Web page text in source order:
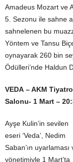
Amadeus Mozart ve
5. Sezonu ile sahne
sahnelenen bu
Yöntem ve Tansu
oynayarak 260 bin
Ödülleri’nde Haldun
VEDA – AKM Tiyatro
Salonu- 1 Mart –
Ayşe Kulin’in sevilen
eseri ‘Veda’, Nedim
Saban’ın uyarlaması
yönetimiyle 1 Mart’ta